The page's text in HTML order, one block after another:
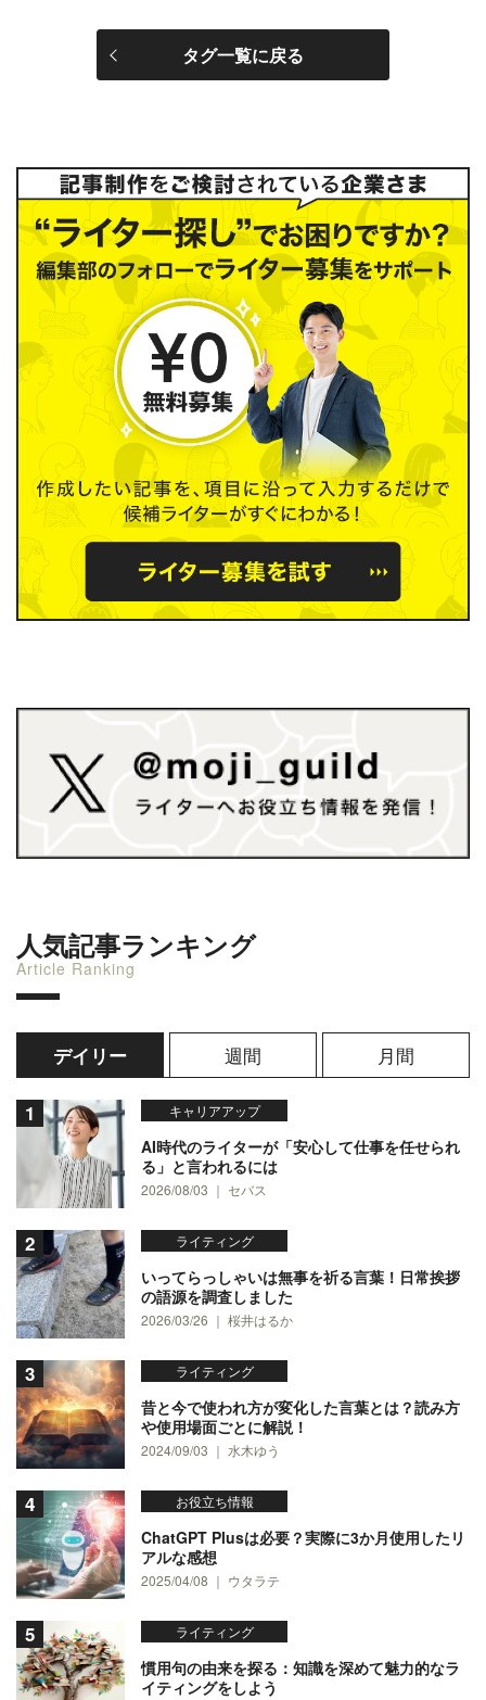
タグ一覧に戻る
人気記事ランキング
Article Ranking
デイリー 週間 月間
キャリアアップ
AI時代のライターが「安心して仕事を任せられ
る」と言われるには
2026/08/03 ｜ セバス
ライティング
いってらっしゃいは無事を祈る言葉！日常挨拶
の語源を調査しました
2026/03/26 ｜ 桜井はるか
ライティング
昔と今で使われ方が変化した言葉とは？読み方
や使用場面ごとに解説！
2024/09/03 ｜ 水木ゆう
お役立ち情報
ChatGPT Plusは必要？実際に3か月使用したリ
アルな感想
2025/04/08 ｜ ウタラテ
ライティング
慣用句の由来を探る：知識を深めて魅力的なラ
イティングをしよう